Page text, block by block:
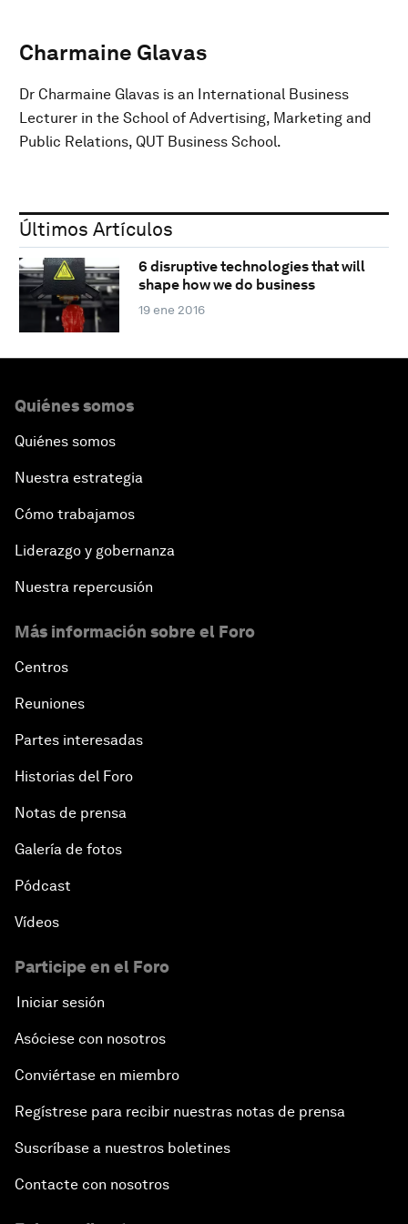
Charmaine Glavas
Dr Charmaine Glavas is an International Business
Lecturer in the School of Advertising, Marketing and
Public Relations, QUT Business School.
Últimos Artículos
6 disruptive technologies that will
shape how we do business
19 ene 2016
Quiénes somos
Quiénes somos
Nuestra estrategia
Cómo trabajamos
Liderazgo y gobernanza
Nuestra repercusión
Más información sobre el Foro
Centros
Reuniones
Partes interesadas
Historias del Foro
Notas de prensa
Galería de fotos
Pódcast
Vídeos
Participe en el Foro
Iniciar sesión
Asóciese con nosotros
Conviértase en miembro
Regístrese para recibir nuestras notas de prensa
Suscríbase a nuestros boletines
Contacte con nosotros